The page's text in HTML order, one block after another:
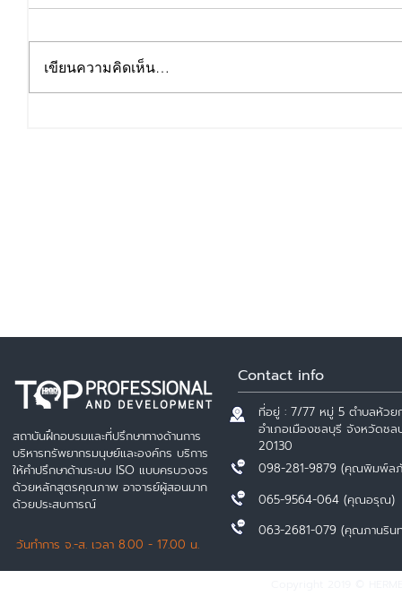
เขียนความคิดเห็น…
สถาบันฝึกอบรมและที่ปรึกษาทางด้านการ
บริหารทรัพยากรมนุษย์และองค์กร บริการ
ให้คำปรึกษาด้านระบบ ISO แบบครบวงจร
ด้วยหลักสูตรคุณภาพ อาจารย์ผู้สอนมาก
ด้วยประสบการณ์
วันทำการ จ.-ส. เวลา 8.00 - 17.00 น.
Contact info
ที่อยู่ : 7/77 หมู่ 5 ตำบลห้วย
อำเภอเมืองชลบุรี จังหวัดชล
20130
098-281-9879 (คุณพิมพ์ล
065-9564-064 (คุณอรุณ)
063-2681-079 (คุณภานริน